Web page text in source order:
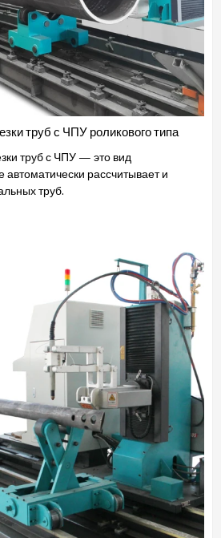
труб с ЧПУ роликового типа
труб с ЧПУ — это вид
автоматически рассчитывает и
труб.